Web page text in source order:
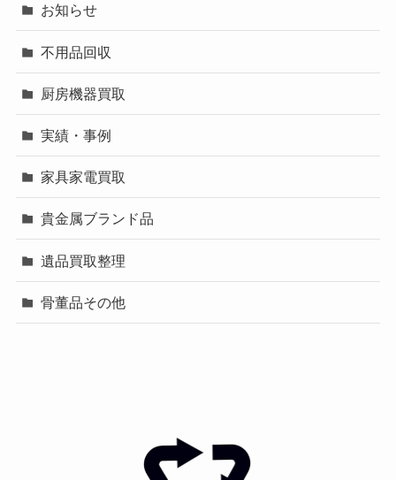
お知らせ
不用品回収
厨房機器買取
実績・事例
家具家電買取
貴金属ブランド品
遺品買取整理
骨董品その他